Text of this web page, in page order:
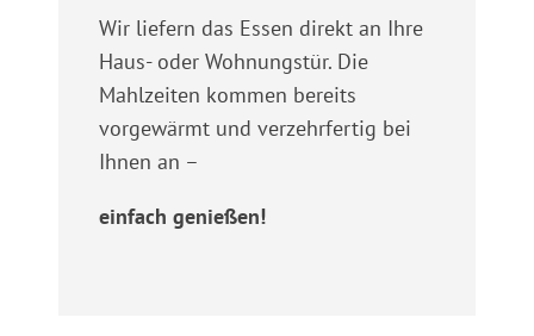
Wir liefern das Essen direkt an Ihre
Haus- oder Wohnungstür. Die
Mahlzeiten kommen bereits
vorgewärmt und verzehrfertig bei
Ihnen an –
einfach genießen!